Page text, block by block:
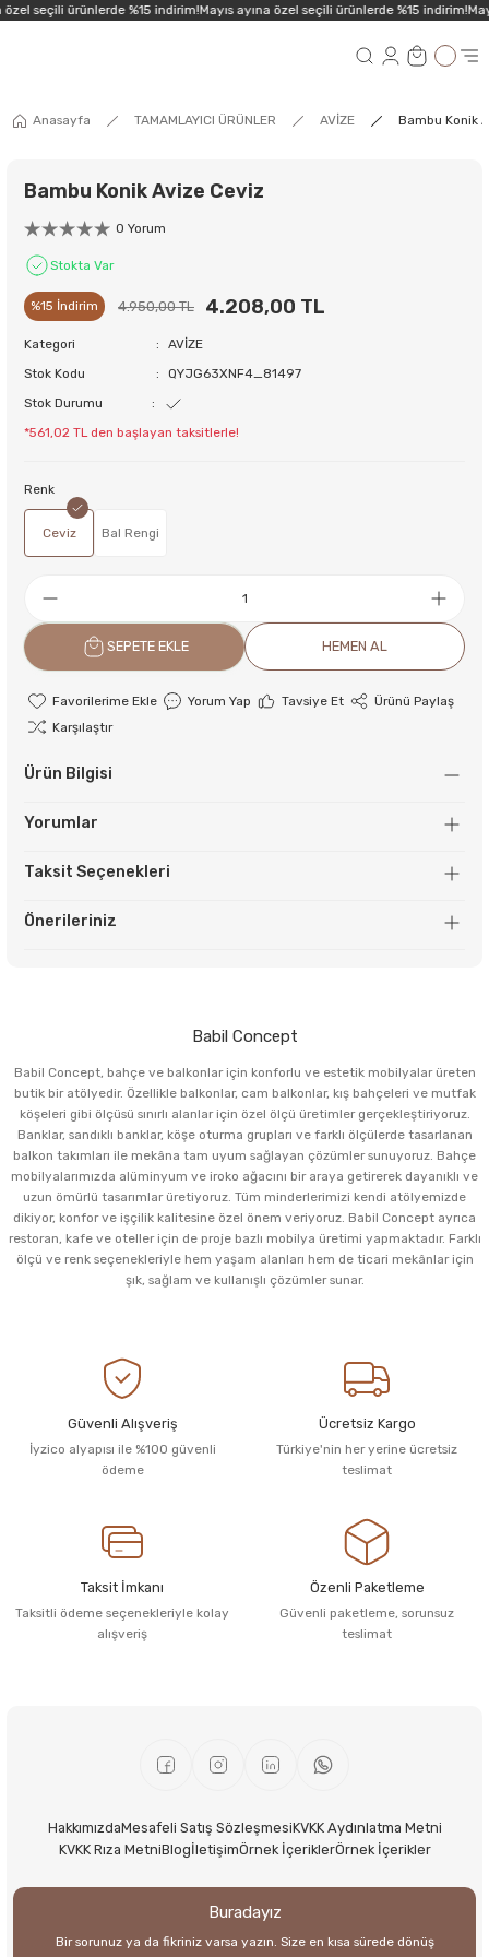
özel seçili ürünlerde %15 indirim!Mayıs ayına özel seçili ürünlerde %15 indirim!
Anasayfa TAMAMLAYICI ÜRÜNLER AVİZE Bambu Konik
Bambu Konik Avize Ceviz
0 Yorum
Stokta Var
%15 İndirim 4.950,00 TL 4.208,00 TL
Kategori
AVİZE
Stok Kodu
QYJG63XNF4_81497
Stok Durumu
*561,02 TL den başlayan taksitlerle!
Renk
Ceviz Bal Rengi
SEPETE EKLE HEMEN AL
Yorum Yap Tavsiye Et
Ürünü Paylaş
Karşılaştır
Ürün Bilgisi
Yorumlar
Taksit Seçenekleri
Önerileriniz
Babil Concept
Babil Concept, bahçe ve balkonlar için konforlu ve estetik mobilyalar üreten
butik bir atölyedir. Özellikle balkonlar, cam balkonlar, kış bahçeleri ve mutfak
köşeleri gibi ölçüsü sınırlı alanlar için özel ölçü üretimler gerçekleştiriyoruz.
Banklar, sandıklı banklar, köşe oturma grupları ve farklı ölçülerde tasarlanan
balkon takımları ile mekâna tam uyum sağlayan çözümler sunuyoruz. Bahçe
mobilyalarımızda alüminyum ve iroko ağacını bir araya getirerek dayanıklı ve
uzun ömürlü tasarımlar üretiyoruz. Tüm minderlerimizi kendi atölyemizde
dikiyor, konfor ve işçilik kalitesine özel önem veriyoruz. Babil Concept ayrıca
restoran, kafe ve oteller için de proje bazlı mobilya üretimi yapmaktadır. Farklı
ölçü ve renk seçenekleriyle hem yaşam alanları hem de ticari mekânlar için
şık, sağlam ve kullanışlı çözümler sunar.
Güvenli Alışveriş
İyzico alyapısı ile %100 güvenli
ödeme
Ücretsiz Kargo
Türkiye'nin her yerine ücretsiz
teslimat
Taksit İmkanı
Taksitli ödeme seçenekleriyle kolay
alışveriş
Özenli Paketleme
Güvenli paketleme, sorunsuz
teslimat
HakkımızdaMesafeli Satış SözleşmesiKVKK Aydınlatma Metni
KVKK Rıza MetniBlogİletişimÖrnek İçeriklerÖrnek İçerikler
Buradayız
Bir sorunuz ya da fikriniz varsa yazın. Size en kısa sürede dönüş